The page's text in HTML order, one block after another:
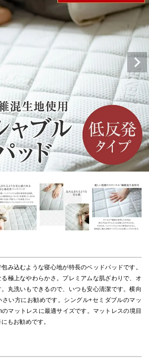
み込むような寝心地が特長のベッドパッドです。
極上なやわらかさ。プレミアムな肌ざわりで、オ
丸洗いもできるので、いつも安心清潔です。横向
さい方にお勧めです。シングル+セミダブルのマッ
のマットレスに最適サイズです。マットレスの境目
もお勧めです。